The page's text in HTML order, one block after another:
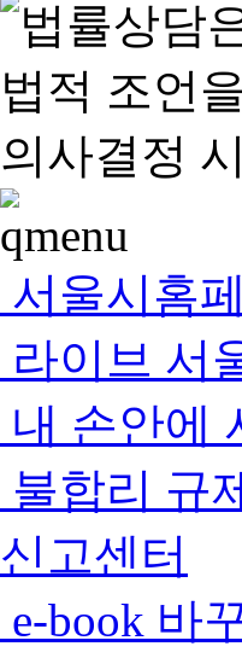
서울시홈
라이브 서
내 손안에
불합리 규
신고센터
e-book 바